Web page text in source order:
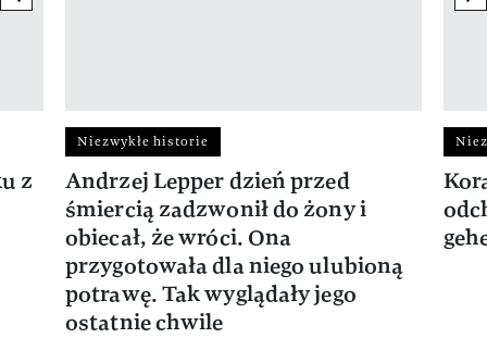
z
Niezwykłe historie
Andrzej Lepper dzień przed
śmiercią zadzwonił do żony i
obiecał, że wróci. Ona
przygotowała dla niego ulubioną
potrawę. Tak wyglądały jego
ostatnie chwile